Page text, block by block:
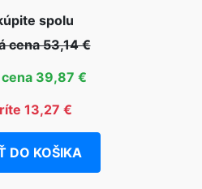
spolu
cena 53,14 €
39,87 €
13,27 €
DO KOŠIKA